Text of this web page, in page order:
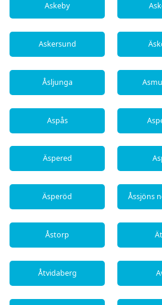
Askeby
Askersund
Åsljunga
Aspås
Äspered
Äsperöd Åssjöns
Åstorp
Åtvidaberg